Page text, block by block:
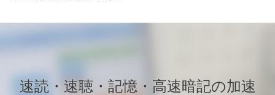
速読・速聴・記憶・高速暗記の加速